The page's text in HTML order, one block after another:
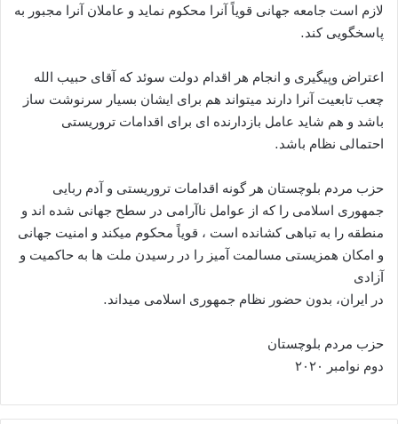
لازم است جامعه جهانی قویاً آنرا محکوم نماید و عاملان آنرا مجبور به
پاسخگویی کند.
اعتراض وپیگیری و انجام هر اقدام دولت سوئد که آقای حبیب الله
چعب تابعیت آنرا دارند میتواند هم برای ایشان بسیار سرنوشت ساز
باشد و هم شاید عامل بازدارنده ای برای اقدامات تروریستی
احتمالی نظام باشد.
حزب مردم بلوچستان هر گونه اقدامات تروریستی و آدم ربایی
جمهوری اسلامی را که از عوامل ناآرامی در سطح جهانی شده اند و
منطقه را به تباهی کشانده است ، قویاً‌ محکوم میکند و امنیت جهانی
و امکان همزیستی مسالمت آمیز را در رسیدن ملت ها به حاکمیت و
آزادى
در ایران، بدون حضور نظام جمهوری اسلامی میداند.
حزب مردم بلوچستان
دوم نوامبر ۲۰۲۰